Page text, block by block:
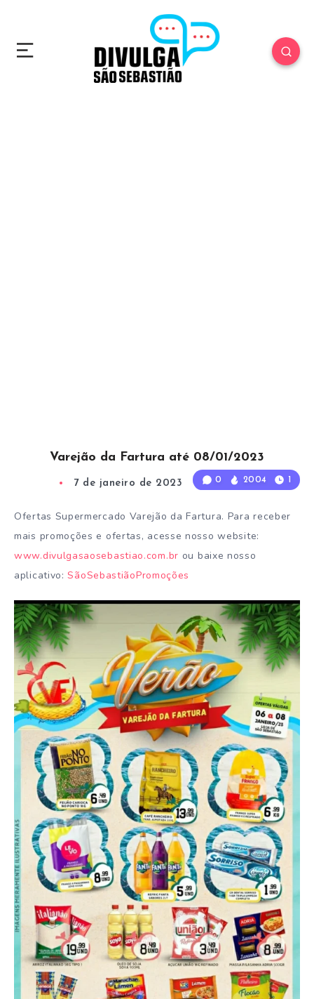
0 2004 1
Varejão da Fartura até 08/01/2023
7 de janeiro de 2023 Min Read
Ofertas Supermercado Varejão da Fartura. Para receber
mais promoções e ofertas, acesse nosso website:
www.divulgasaosebastiao.com.br ou baixe nosso
aplicativo:SãoSebastiãoPromoções